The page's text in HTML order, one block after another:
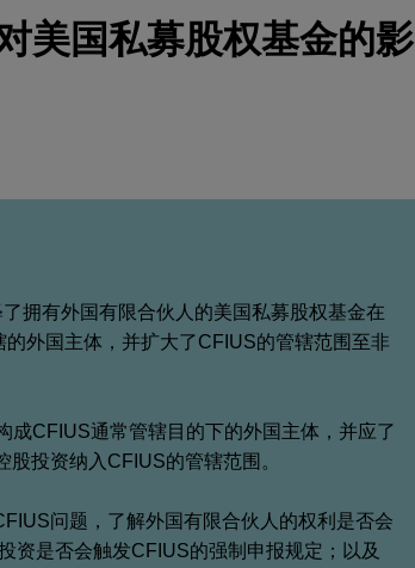
美国私募股权基金的影
拥有外国有限合伙人的美国私募股权基金在
外国主体，并扩大了CFIUS的管辖范围至非
成CFIUS通常管辖目的下的外国主体，并应了
投资纳入CFIUS的管辖范围。
问题，了解外国有限合伙人的权利是否会
资是否会触发CFIUS的强制申报规定；以及